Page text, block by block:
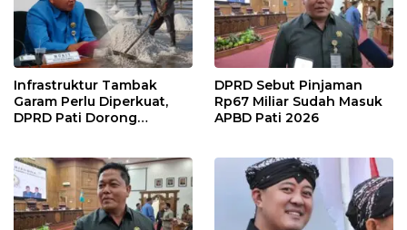
Infrastruktur Tambak
Garam Perlu Diperkuat,
DPRD Pati Dorong
DPRD Sebut Pinjaman
Rp67 Miliar Sudah Masuk
APBD Pati 2026